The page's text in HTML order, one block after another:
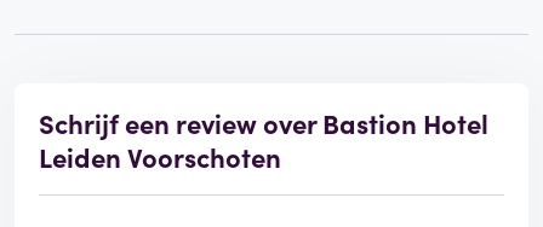
Schrijf een review over Bastion Hotel
Leiden Voorschoten